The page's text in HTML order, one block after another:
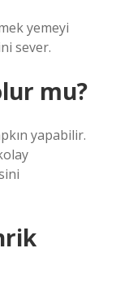
yemeyi
sever.
mu?
yapabilir.